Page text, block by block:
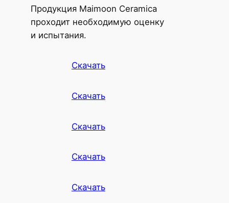
Продукция Maimoon Ceramica
проходит необходимую оценку
и испытания.
Скачать
Скачать
Скачать
Скачать
Скачать